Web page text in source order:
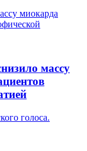
миокарда
массу
голоса.